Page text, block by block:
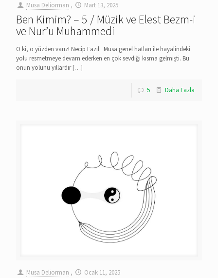
Musa Deliorman , Mart 13, 2025
Ben Kimim? – 5 / Müzik ve Elest Bezm-i
ve Nur’u Muhammedi
O ki, o yüzden varız! Necip Fazıl Musa genel hatları ile hayalindeki
yolu resmetmeye devam ederken en çok sevdiği kısma gelmişti. Bu
onun yolunu yıllardır[…]
5 Daha Fazla
Musa Deliorman , Ocak 11, 2025